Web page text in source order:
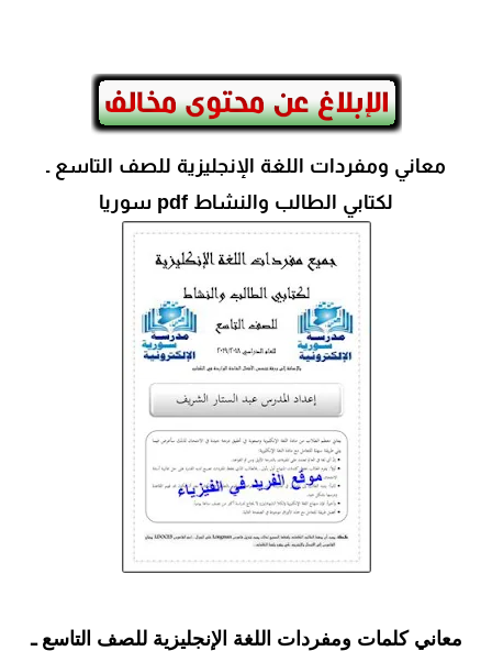
معاني ومفردات اللغة الإنجليزية للصف التاسع ـ
لكتابي الطالب والنشاط pdf سوريا
معاني كلمات ومفردات اللغة الإنجليزية للصف التاسع ـ